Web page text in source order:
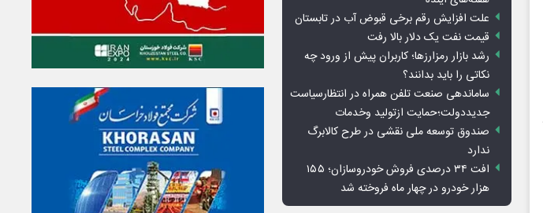
علت افزایش رقم برخی قبوض آب در تابستان
قیمت نفت یک دلار بالا رفت
رشد بازار رمزارزها؛ کاربران پیش از ورود چه
نکاتی را باید بدانند؟
ساماندهی صنعت تلفن همراه در انتظارسیاست
جدیددولت؛حمایت ازتولید وخدمات
صندوق توسعه ملی نقشی در طرح کالابرگ
ندارد
افت ۳۴ درصدی فروش خودروسازان؛ ۱۵۵
هزار خودرو در چهار ماه فروخته شد